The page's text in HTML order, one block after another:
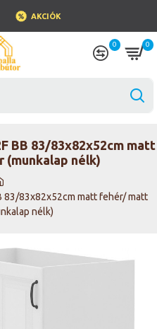
AKCIÓK
0 0
83/83x82x52cm matt fehér/ matt
nélk)
BB 83/83x82x52cm matt
nélk)